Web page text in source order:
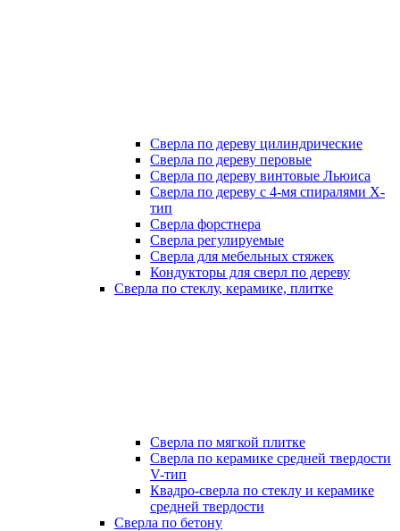
Сверла по дереву цилиндрические
Сверла по дереву перовые
Сверла по дереву винтовые Льюиса
Сверла по дереву с 4-мя спиралями Х-
тип
Сверла форстнера
Сверла регулируемые
Сверла для мебельных стяжек
Кондукторы для сверл по дереву
Сверла по стеклу, керамике, плитке
Сверла по мягкой плитке
Сверла по керамике средней твердости
V-тип
Квадро-сверла по стеклу и керамике
средней твердости
Сверла по бетону